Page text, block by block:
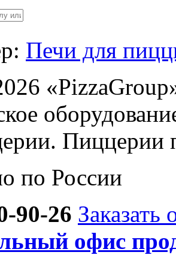
Печи для
Пиццерии
по России
90-26 Заказать
офис